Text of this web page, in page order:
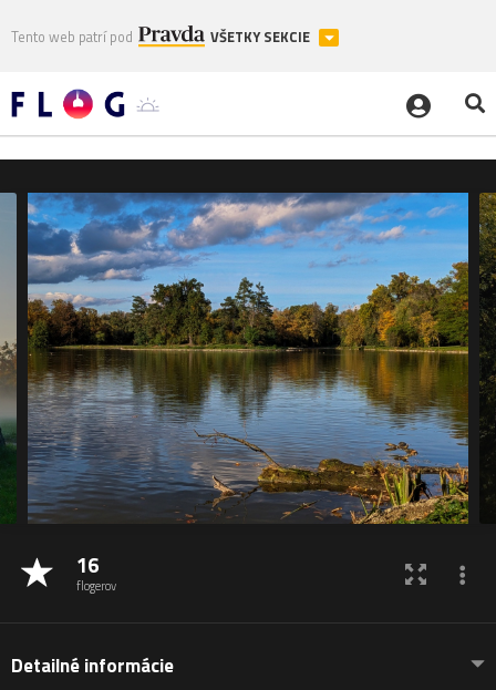
Tento web patrí pod VŠETKY SEKCIE
16
flogerov
Detailné informácie